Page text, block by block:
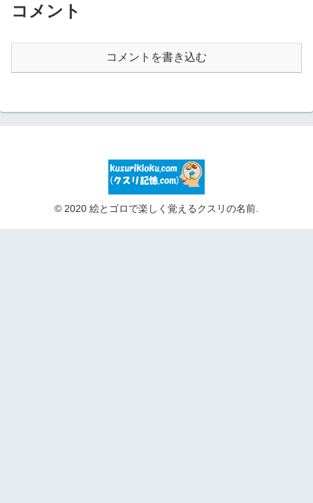
コメント
コメントを書き込む
© 2020 絵とゴロで楽しく覚えるクスリの名前.